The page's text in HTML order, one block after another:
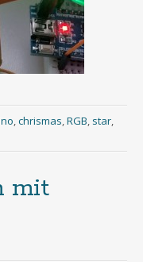
chrismas RGB star,
mit